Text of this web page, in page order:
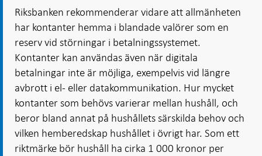
Riksbanken rekommenderar vidare att allmänheten
har kontanter hemma i blandade valörer som en
reserv vid störningar i betalningssystemet.
Kontanter kan användas även när digitala
betalningar inte är möjliga, exempelvis vid längre
avbrott i el- eller datakommunikation. Hur mycket
kontanter som behövs varierar mellan hushåll, och
beror bland annat på hushållets särskilda behov och
vilken hemberedskap hushållet i övrigt har. Som ett
riktmärke bör hushåll ha cirka 1 000 kronor per